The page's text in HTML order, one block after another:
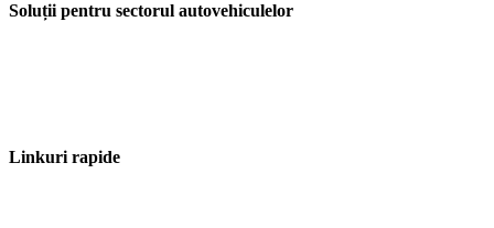
Soluții pentru sectorul autovehiculelor
Linkuri rapide